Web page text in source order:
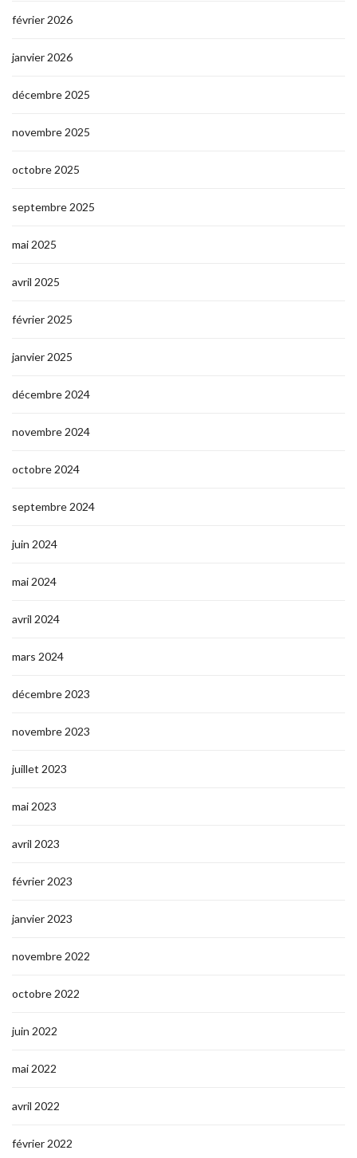
février 2026
janvier 2026
décembre 2025
novembre 2025
octobre 2025
septembre 2025
mai 2025
avril 2025
février 2025
janvier 2025
décembre 2024
novembre 2024
octobre 2024
septembre 2024
juin 2024
mai 2024
avril 2024
mars 2024
décembre 2023
novembre 2023
juillet 2023
mai 2023
avril 2023
février 2023
janvier 2023
novembre 2022
octobre 2022
juin 2022
mai 2022
avril 2022
février 2022